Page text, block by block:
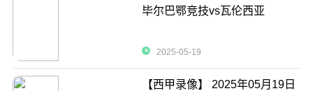
毕尔巴鄂竞技vs瓦伦西亚
2025-05-19
【西甲录像】 2025年05月19日